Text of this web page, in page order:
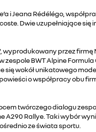
i Jeana Rédélégo,
Dwie uzupełniające
wyprodukowany przez firmę
zespole BWT Alpine
wokół unikatowego
o współpracy obu
twórczego dialogu
Rallye. Taki wybór
ze świata sportu.